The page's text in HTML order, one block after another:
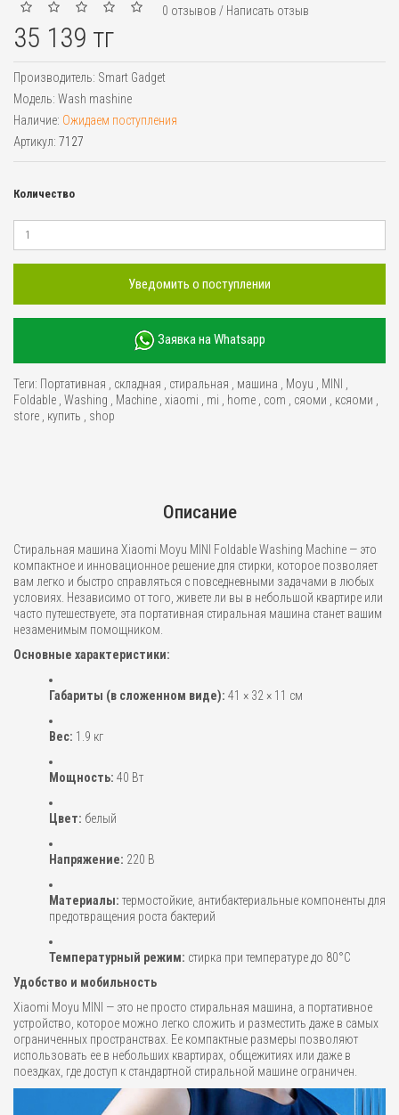
0 отзывов / Написать отзыв
35 139 тг
Производитель: Smart Gadget
Модель: Wash mashine
Наличие: Ожидаем поступления
Артикул: 7127
Количество
Уведомить о поступлении
Заявка на Whatsapp
Теги: Портативная складная стиральная машина Moyu MINI
Foldable Washing Machine xiaomi mi home com сяоми ксяоми
store
купить shop
Описание
Стиральная машина Xiaomi Moyu MINI Foldable Washing Machine — это
компактное и инновационное решение для стирки, которое позволяет
вам легко и быстро справляться с повседневными задачами в любых
условиях. Независимо от того, живете ли вы в небольшой квартире или
часто путешествуете, эта портативная стиральная машина станет вашим
незаменимым помощником.
Основные характеристики:
Габариты (в сложенном виде): 41 × 32 × 11 см
Вес: 1.9 кг
Мощность: 40 Вт
Цвет: белый
Напряжение: 220 В
Материалы: термостойкие, антибактериальные компоненты для
предотвращения роста бактерий
Температурный режим: стирка при температуре до 80°C
Удобство и мобильность
Xiaomi Moyu MINI — это не просто стиральная машина, а портативное
устройство, которое можно легко сложить и разместить даже в самых
ограниченных пространствах. Ее компактные размеры позволяют
использовать ее в небольших квартирах, общежитиях или даже в
поездках, где доступ к стандартной стиральной машине ограничен.